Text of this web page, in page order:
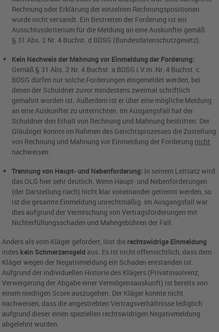
Rechnung oder Erklärung der einzelnen Rechnungspositionen
wurde nicht versandt. Ein Bestreiten der Forderung ist ein
Ausschlusskriterium für die Meldung an eine Auskunftei gemäß
§ 31 Abs. 2 Nr. 4 Buchst. d BDSG (Bundesdatenschutzgesetz).
Kein Nachweis der Mahnung vor Einmeldung der Forderung:
Gemäß § 31 Abs. 2 Nr. 4 Buchst. a BDSG i.V.m. Nr. 4 Buchst. c
BDSG dürfen nur solche Forderungen eingemeldet werden, bei
denen der Schuldner zuvor mindestens zweimal schriftlich
gemahnt worden ist. Außerdem ist er über eine mögliche Meldung
an eine Auskunftei zu unterrichten. Im Ausgangsfall hat der
Schuldner den Erhalt von Rechnung und Mahnung bestritten. Der
Gläubiger konnte im Rahmen des Gerichtsprozesses die Zustellung
von Rechnung und Mahnung vor Einmeldung der Forderung nicht
nachweisen.
Trennung von Haupt- und Nebenforderung: In seinem Leitsatz wird
das OLG hier sehr deutlich. Wenn Haupt- und Nebenforderungen
(der Darstellung nach) nicht klar voneinander getrennt werden, so
ist die gesamte Einmeldung unrechtmäßig. Im Ausgangsfall war
dies aufgrund der Vermischung von Vertragsforderungen mit
Nichterfüllungsschaden und Mahngebühren der Fall.
Anders als vom Kläger gefordert, löst die rechtswidrige Einmeldung
indes kein Schmerzensgeld aus. Es ist nicht offensichtlich, dass dem
Kläger wegen der Negativmeldung ein Schaden entstanden ist.
Aufgrund der individuellen Historie des Klägers (Privatinsolvenz,
Verweigerung der Abgabe einer Vermögensauskunft) ist bereits von
einem niedrigen Score auszugehen. Der Kläger konnte nicht
nachweisen, dass die angestrebten Vertragsverhältnisse lediglich
aufgrund dieser einen speziellen rechtswidrigen Negativmeldung
abgelehnt wurden.